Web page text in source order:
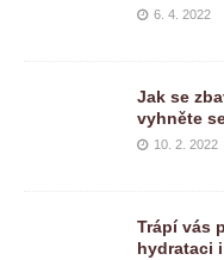
6. 4. 2022
Jak se
vyhněte
10. 2. 2022
Trápí vás
hydrataci